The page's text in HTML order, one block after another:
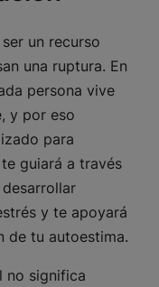
un recurso
una ruptura. En
persona vive
y por eso
para
guiará a través
y te apoyará
de tu autoestima.
no significa